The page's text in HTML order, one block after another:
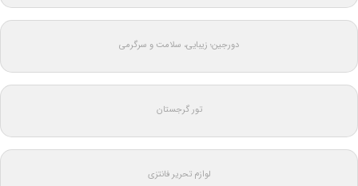
دورجین؛ زیبایی، سلامت و سرگرمی
تور گرجستان
لوازم تحریر فانتزی